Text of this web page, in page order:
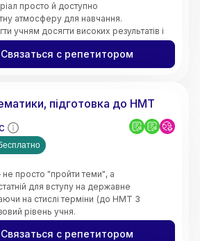
просто й доступно
атмосферу для навчання.
учням досягти високих результатів і
цікавим та ефективним.
Связаться с репетитором
підготовка до НМТ
просто "пройти теми", а
для вступу на державне
на стислі терміни (до НМТ 3
рівень учня.
знань;
Связаться с репетитором